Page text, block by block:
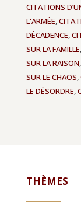
CITATIONS
L'ARMÉE,
DÉCADENCE,
SUR LA FAMILLE,
SUR LA RAISON,
SUR LE CHAOS,
LE DÉSORDRE,
THÈMES